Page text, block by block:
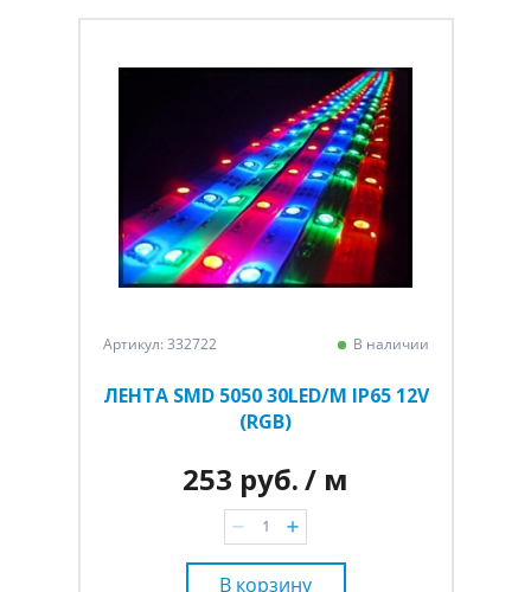
Артикул: 332722 В наличии
ЛЕНТА SMD 5050 30LED/M IP65 12V
(RGB)
253 руб./ м
В корзину